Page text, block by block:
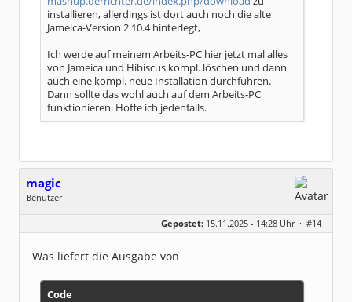
installieren, allerdings ist dort auch noch die alte
Jameica-Version 2.10.4 hinterlegt,
Ich werde auf meinem Arbeits-PC hier jetzt mal alles
von Jameica und Hibiscus kompl. löschen und dann
auch eine kompl. neue Installation durchführen.
Dann sollte das wohl auch auf dem Arbeits-PC
funktionieren. Hoffe ich jedenfalls.
magic
Benutzer
Dabei seit:
07 / 2009
Gepostet: 15.11.2025 - 14:28 Uhr · #14
Was liefert die Ausgabe von
Code